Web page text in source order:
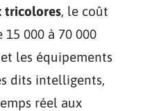
tricolores, le coût
000 à 70 000
les équipements
dits intelligents,
réel aux